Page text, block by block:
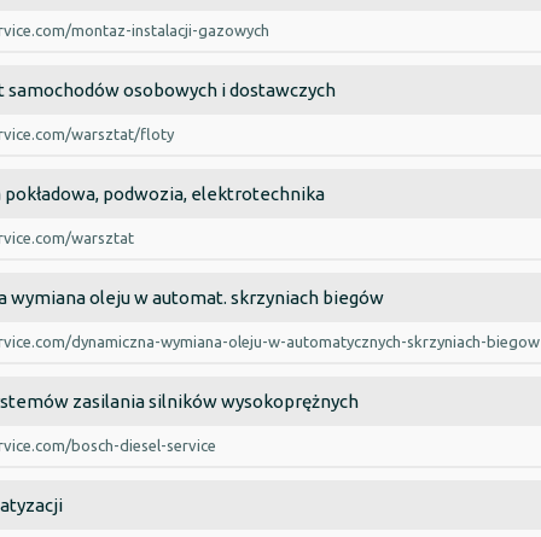
montaz-instalacji-gazowych
samochodów osobowych i dostawczych
warsztat/floty
podwozia, elektrotechnika
warsztat
wymiana oleju w automat. skrzyniach biegów
dynamiczna-wymiana-oleju-w-automatycznych-skrzyniach-biegow
zasilania silników wysokoprężnych
bosch-diesel-service